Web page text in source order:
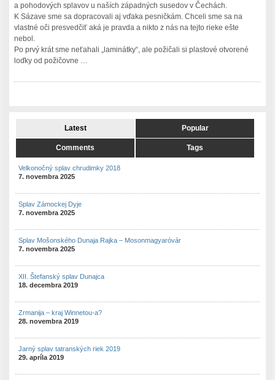
a pohodových splavov u naších západných susedov v Čechách.
K Sázave sme sa dopracovali aj vďaka pesničkám. Chceli sme sa na
vlastné oči presvedčiť aká je pravda a nikto z nás na tejto rieke ešte
nebol.
Po prvý krát sme neťahali „laminátky“, ale požičali si plastové otvorené
loďky od požičovne …
Latest Popular
Comments Tags
Velkonočný splav chrudimky 2018
7. novembra 2025
Splav Zámockej Dyje
7. novembra 2025
Splav Mošonského Dunaja Rajka – Mosonmagyaróvár
7. novembra 2025
XII. Štefanský splav Dunajca
18. decembra 2019
Zrmanija – kraj Winnetou-a?
28. novembra 2019
Jarný splav tatranských riek 2019
29. apríla 2019